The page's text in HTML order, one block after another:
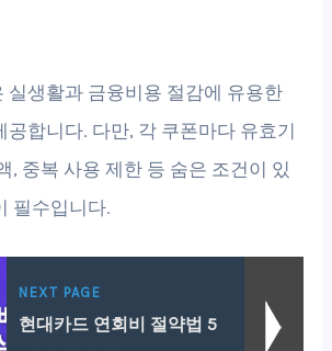
실생활과 금융비용 절감에 유용한
공합니다. 다만, 각 쿠폰마다 유효기
, 중복 사용 제한 등 숨은 조건이 있
필수입니다.
NEXT PAGE
현대카드 연회비 절약법 5